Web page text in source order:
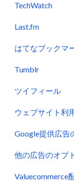
TechWatch
Last.fm
はてなブックマ
Tumblr
ツイフィール
ウェブサイト利
Google提供広告
他の広告のオプ
Valuecommerce